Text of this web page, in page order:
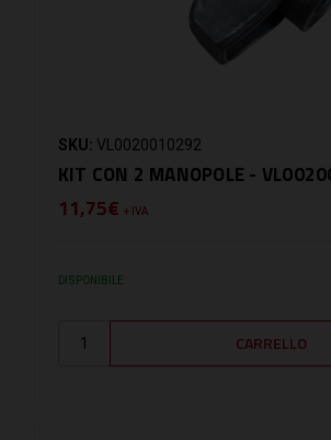
SKU: VL0020010292
KIT CON 2 MANOPOLE -
11,75€ + IVA
DISPONIBILE